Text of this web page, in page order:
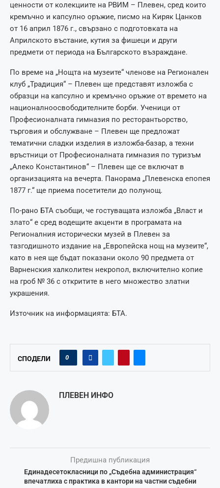
ценности от колекциите на РВИМ – Плевен, сред които
кремъчно и капсулно оръжие, писмо на Киряк Цанков
от 16 април 1876 г., свързано с подготовката на
Априлското въстание, кутия за фишеци и други
предмети от периода на Българското възраждане.
По време на „Нощта на музеите“ членове на Регионален
клуб „Традиция“ – Плевен ще представят изложба с
образци на капсулно и кремъчно оръжие от времето на
националноосвободителните борби. Ученици от
Професионалната гимназия по ресторантьорство,
търговия и обслужване – Плевен ще предложат
тематични сладки изделия в изложба-базар, а техни
връстници от Професионалната гимназия по туризъм
„Алеко Константинов“ – Плевен ще се включат в
организацията на вечерта. Панорама „Плевенска епопея
1877 г.“ ще приема посетители до полунощ.
По-рано БТА съобщи, че гостуващата изложба „Власт и
злато“ е сред водещите акценти в програмата на
Регионалния исторически музей в Плевен за
тазгодишното издание на „Европейска нощ на музеите“,
като в нея ще бъдат показани около 90 предмета от
Варненския халколитен некропол, включително копие
на гроб № 36 с откритите в него множество златни
украшения.
Източник на информацията: БТА.
СПОДЕЛИ 0
ПЛЕВЕН ИНФО
Предишна публикация
Единадесетокласници по „Съдебна администрация“
впечатлиха с практика в кантори на частни съдебни